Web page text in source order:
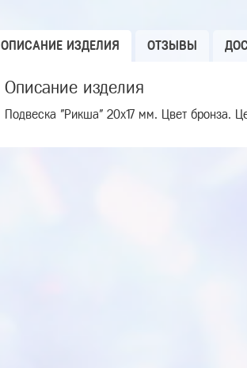
ОПИСАНИЕ ИЗДЕЛИЯ ОТЗЫВЫ
Описание изделия
Подвеска "Рикша" 20х17 мм. Цвет бронза.